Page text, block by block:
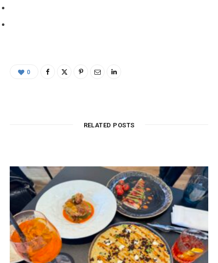
0
RELATED POSTS